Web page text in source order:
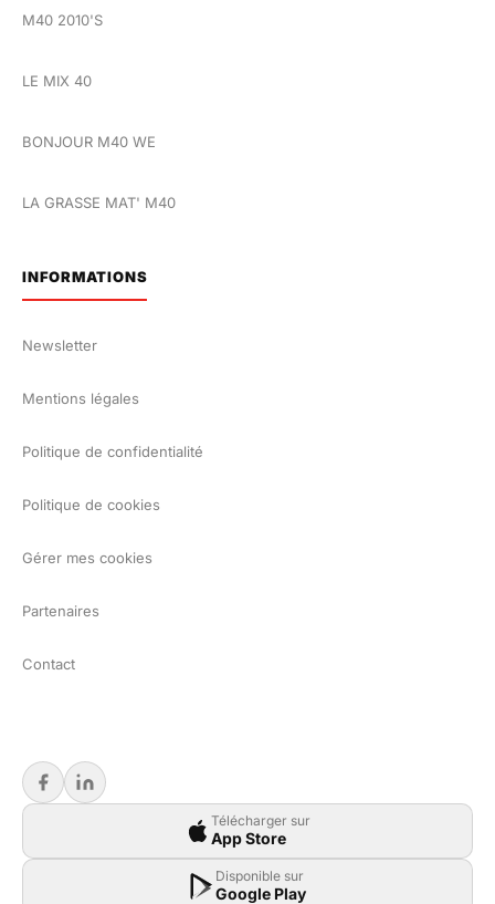
M40 2010'S
LE MIX 40
BONJOUR M40 WE
LA GRASSE MAT' M40
INFORMATIONS
Newsletter
Mentions légales
Politique de confidentialité
Politique de cookies
Gérer mes cookies
Partenaires
Contact
Télécharger sur
App Store
Disponible sur
Google Play